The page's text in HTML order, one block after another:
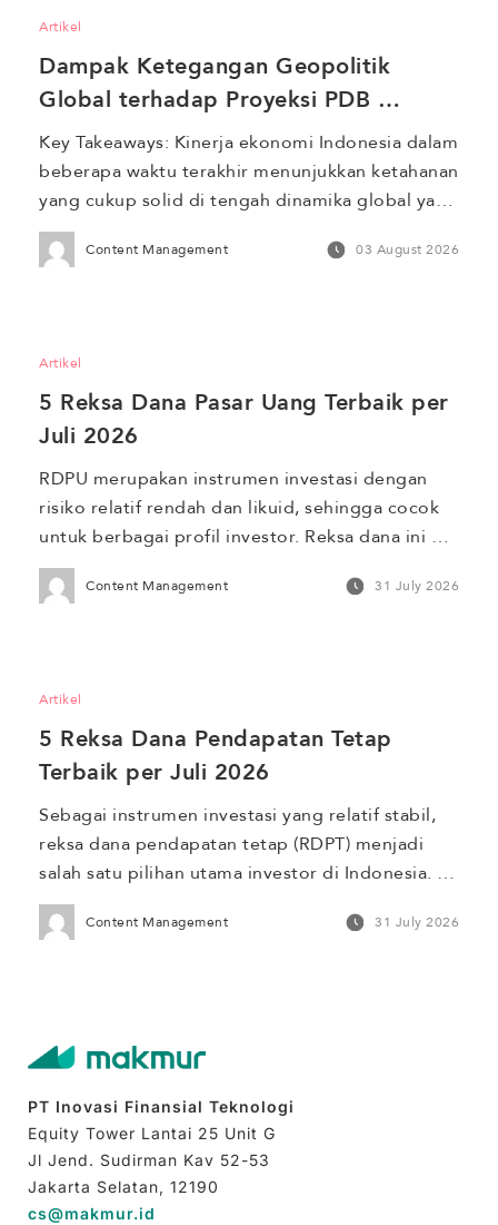
periode tertentu dalam setahun. Efek musiman
sering kali memberikan peluang berharga bagi
[…]
Artikel
Dampak Ketegangan Geopolitik
Global terhadap Proyeksi PDB
Indonesia 2026
Key Takeaways: Kinerja ekonomi Indonesia dalam
beberapa waktu terakhir menunjukkan ketahanan
yang cukup solid di tengah dinamika global yang
tidak menentu. Sepanjang tahun 2025,
pertumbuhan Produk Domestik Bruto (PDB)
seperti perang dagang AS–China. Memasuki
tahun 2026, proyeksi […]
Content Management 03 August 2026
Artikel
5 Reksa Dana Pasar Uang Terbaik per
Juli 2026
RDPU merupakan instrumen investasi dengan
risiko relatif rendah dan likuid, sehingga cocok
untuk berbagai profil investor. Reksa dana ini
100% dialokasikan ke instrumen pasar uang
seperti deposito dan obligasi yang memiliki
lebih tinggi dibanding […]
Content Management 31 July 2026
Artikel
5 Reksa Dana Pendapatan Tetap
Terbaik per Juli 2026
Sebagai instrumen investasi yang relatif stabil,
reksa dana pendapatan tetap (RDPT) menjadi
salah satu pilihan utama investor di Indonesia.
Hal ini tercermin dari Asset Under Management
(AUM) yang mencapai Rp223,37 triliun per Juni
Untuk memastikan […]
Content Management 31 July 2026
PT Inovasi Finansial Teknologi
Equity Tower Lantai 25 Unit G
Jl Jend. Sudirman Kav 52-53
Jakarta Selatan, 12190
cs@makmur.id